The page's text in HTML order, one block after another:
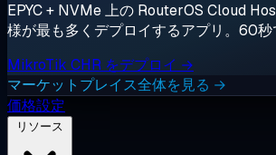
EPYC + NVMe 上の RouterOS Cloud
様が最も多くデプロイするアプリ。60秒
MikroTik CHR をデプロイ →
マーケットプレイス全体を見る →
価格設定